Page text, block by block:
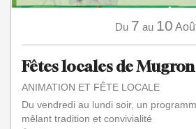
Du 7 au 10
Fêtes locales de Mugron
ANIMATION ET FÊTE LOCALE
Du vendredi au lundi soir, un
mêlant tradition et convivialité